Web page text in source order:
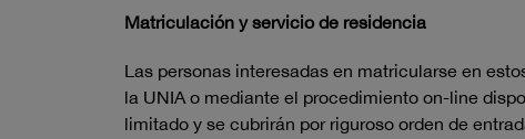
Matriculación y servicio de residencia
Las personas interesadas en matricularse en
la UNIA o mediante el procedimiento on-line
limitado y se cubrirán por riguroso orden de